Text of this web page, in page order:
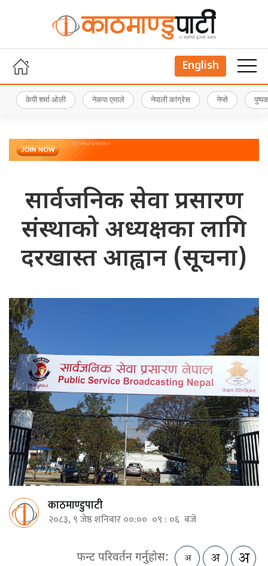
English
केपी शर्मा ओली नेकपा एमाले नेपाली कांग्रेस नेप्से
सार्वजनिक सेवा प्रसारण
संस्थाको अध्यक्षका लागि
दरखास्त आह्वान (सूचना)
काठमाण्डुपाटी
२०८३, ९ जेष्ठ शनिबार ००:०० ०९ : ०६ बजे
फन्ट परिवर्तन गर्नुहोस: